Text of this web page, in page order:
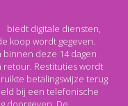
biedt digitale diensten,
koop wordt gegeven.
deze 14 dagen
retour. Restituties wordt
betalingswijze terug
bij een telefonische